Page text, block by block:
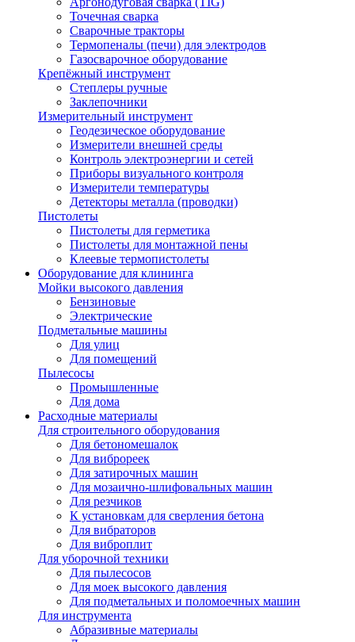
Точечная сварка
Сварочные тракторы
Термопеналы (печи) для электродов
Газосварочное оборудование
Крепёжный инструмент
Степлеры ручные
Заклепочники
Измерительный инструмент
Геодезическое оборудование
Измерители внешней среды
Контроль электроэнергии и сетей
Приборы визуального контроля
Измерители температуры
Детекторы металла (проводки)
Пистолеты
Пистолеты для герметика
Пистолеты для монтажной пены
Клеевые термопистолеты
Оборудование для клининга
Мойки высокого давления
Бензиновые
Электрические
Подметальные машины
Для улиц
Для помещений
Пылесосы
Промышленные
Для дома
Расходные материалы
Для строительного оборудования
Для бетономешалок
Для виброреек
Для затирочных машин
Для мозаично-шлифовальных машин
Для резчиков
К установкам для сверления бетона
Для вибраторов
Для виброплит
Для уборочной техники
Для пылесосов
Для моек высокого давления
Для подметальных и поломоечных машин
Для инструмента
Абразивные материалы